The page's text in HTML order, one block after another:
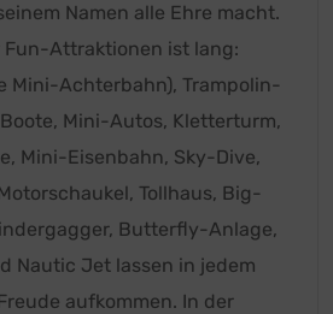
Namen alle Ehre macht.
Fun-Attraktionen ist lang:
Mini-Achterbahn), Trampolin-
Mini-Autos, Kletterturm,
Mini-Eisenbahn, Sky-Dive,
Tollhaus, Big-
Butterfly-Anlage,
Nautic Jet lassen in jedem
aufkommen. In der